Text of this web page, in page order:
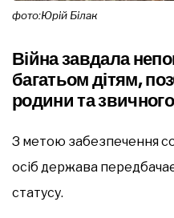
фото:Юрій Білак
Війна завдала
багатьом дітям,
родини та
З метою забезпечення
осіб держава
статусу.